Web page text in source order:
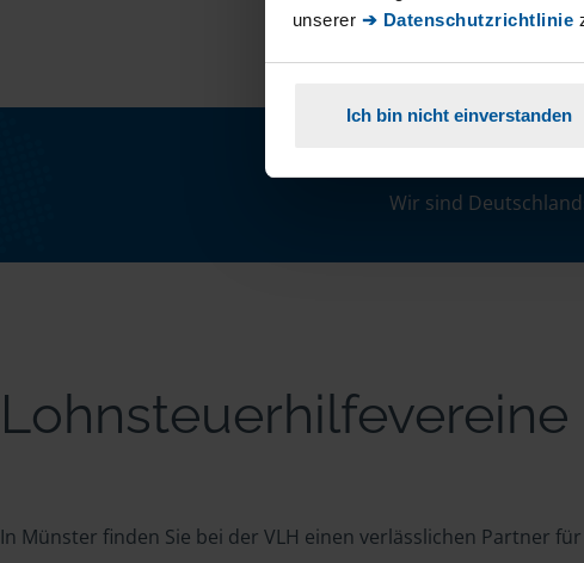
unserer ➔ Datenschutzrichtlinie
Ich bin nicht einverstanden
Wir sind
In Münster finden Sie bei der VLH einen verlässlichen Partner